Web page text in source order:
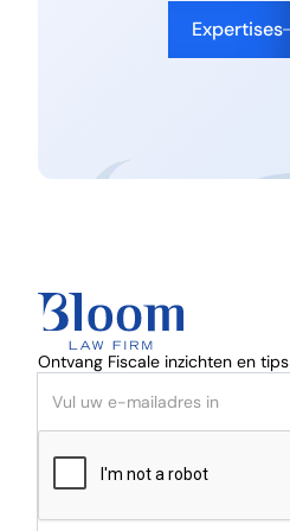
Expertises
Ontvang Fiscale inzichten en tips